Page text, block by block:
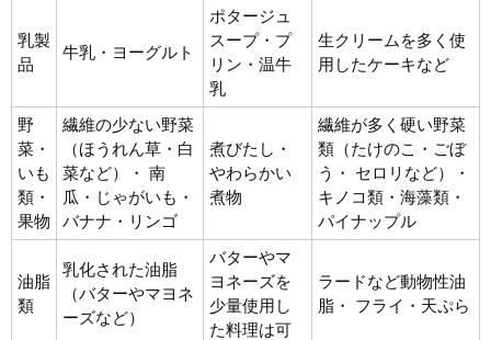
乳製
品
牛乳・ヨーグルト
ポタージュ
スープ・プ
リン・温牛
乳
生クリームを多く使
用したケーキなど
野
菜・
いも
類・
果物
繊維の少ない野菜
（ほうれん草・白
菜など）・ 南
瓜・じゃがいも・
バナナ・リンゴ
煮びたし・
やわらかい
煮物
繊維が多く硬い野菜
類（たけのこ・ごぼ
う・ セロリなど）・
キノコ類・海藻類・
パイナップル
油脂
類
乳化された油脂
（バターやマヨネ
ーズなど）
バターやマ
ヨネーズを
少量使用し
た料理は可
ラードなど動物性油
脂・ フライ・天ぷら